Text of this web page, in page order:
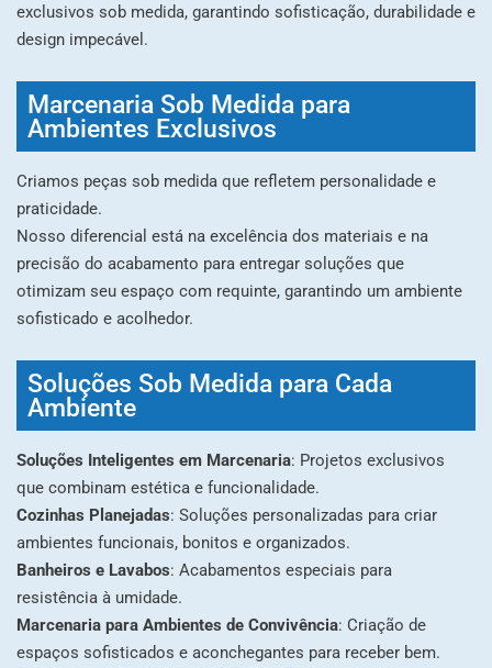
exclusivos sob medida, garantindo sofisticação, durabilidade e
design impecável.
Marcenaria Sob Medida para
Ambientes Exclusivos
Criamos peças sob medida que refletem personalidade e
praticidade.
Nosso diferencial está na excelência dos materiais e na
precisão do acabamento para entregar soluções que
otimizam seu espaço com requinte, garantindo um ambiente
sofisticado e acolhedor.
Soluções Sob Medida para Cada
Ambiente
Soluções Inteligentes em Marcenaria: Projetos exclusivos
que combinam estética e funcionalidade.
Cozinhas Planejadas: Soluções personalizadas para criar
ambientes funcionais, bonitos e organizados.
Banheiros e Lavabos: Acabamentos especiais para
resistência à umidade.
Marcenaria para Ambientes de Convivência: Criação de
espaços sofisticados e aconchegantes para receber bem.